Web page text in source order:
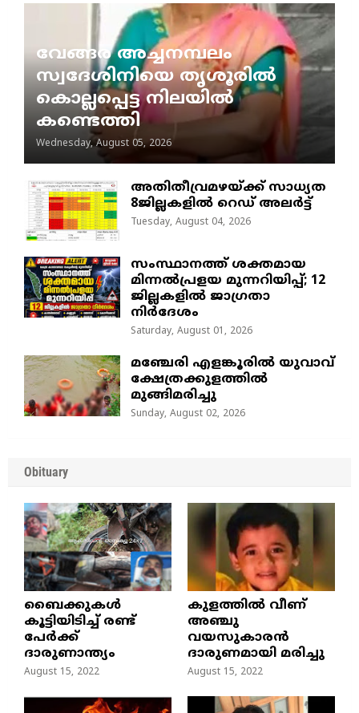
വേങ്ങര അച്ചനമ്പലം
സ്വദേശിനിയെ തൃശൂരിൽ
കൊല്ലപ്പെട്ട നിലയിൽ
കണ്ടെത്തി
Wednesday, August 05, 2026
അതിതീവ്രമഴയ്ക്ക് സാധ്യത
8ജില്ലകളിൽ റെഡ് അലർട്ട്
Tuesday, August 04, 2026
സംസ്ഥാനത്ത് ശക്തമായ
മിന്നൽപ്രളയ മുന്നറിയിപ്പ്; 12
ജില്ലകളിൽ ജാഗ്രതാ
നിർദേശം
Saturday, August 01, 2026
മഞ്ചേരി എളങ്കൂരിൽ യുവാവ്
ക്ഷേത്രക്കുളത്തിൽ
മുങ്ങിമരിച്ചു
Sunday, August 02, 2026
Obituary
ബൈക്കുകൾ
കൂട്ടിയിടിച്ച് രണ്ട്
പേർക്ക്
ദാരുണാന്ത്യം
August 15, 2022
കുളത്തില്‍ വീണ്
അഞ്ചു
വയസുകാരന്‍
ദാരുണമായി മരിച്ചു
August 15, 2022